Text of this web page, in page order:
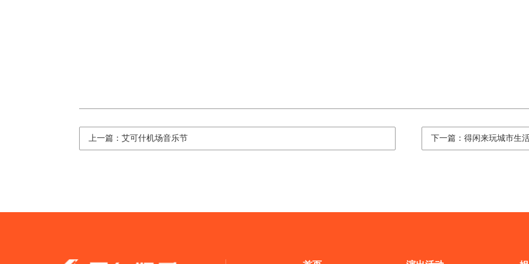
上一篇：艾可什机场音乐节 下一篇：得闲来玩城市生